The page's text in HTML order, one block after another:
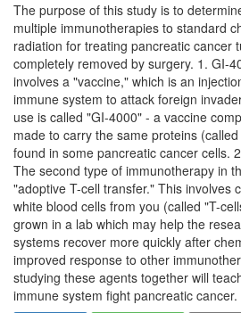
The purpose of this study is to
multiple immunotherapies to standard
radiation for treating pancreatic cancer
completely removed by surgery. 1. GI-
involves a "vaccine," which is an
immune system to attack foreign
use is called "GI-4000" - a vaccine
made to carry the same proteins
found in some pancreatic cancer cells.
The second type of immunotherapy in
"adoptive T-cell transfer." This involves
white blood cells from you (called "T-
grown in a lab which may help the
systems recover more quickly after
improved response to other
studying these agents together will
immune system fight pancreatic cancer.